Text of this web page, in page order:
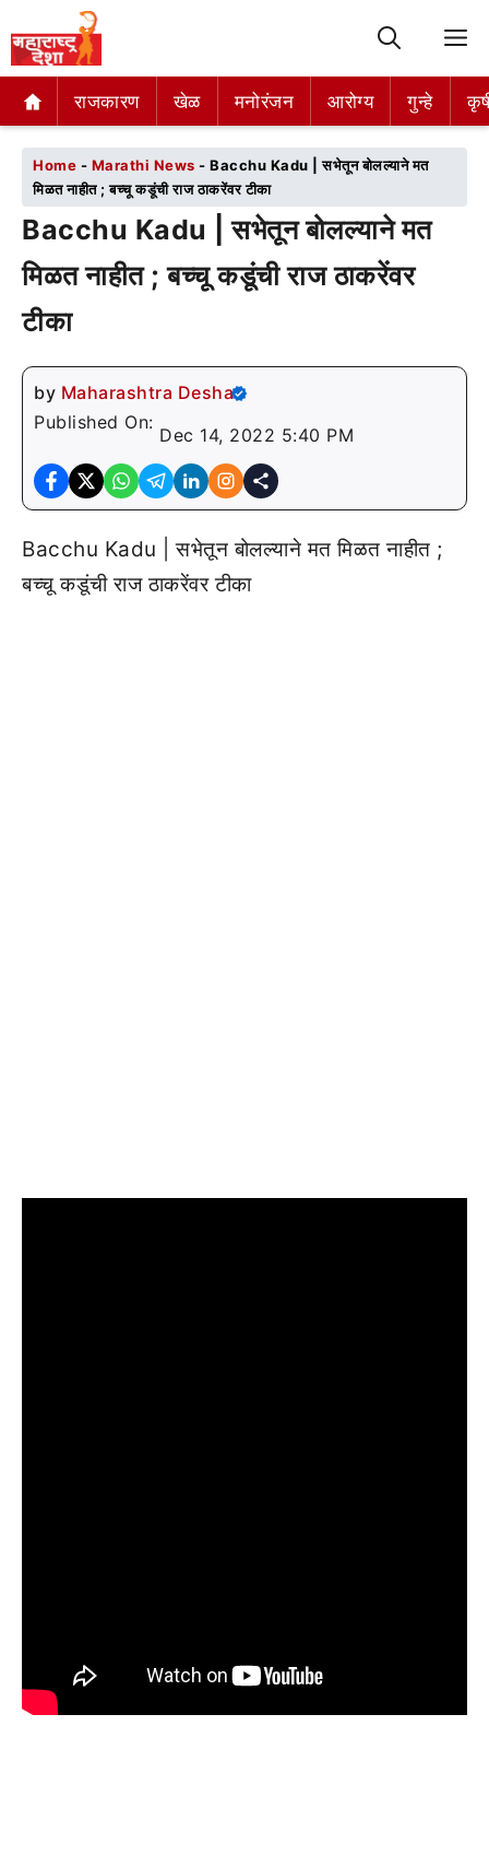
राजकारण खेळ मनोरंजन आरोग्य गुन्हे
राजकारण खेळ मनोरंजन आरोग्य गुन्हे
Home - Marathi News - Bacchu Kadu | सभेतून बोलल्याने मत
मिळत नाहीत ; बच्चू कडूंची राज ठाकरेंवर टीका
Bacchu Kadu | सभेतून बोलल्याने मत
मिळत नाहीत ; बच्चू कडूंची राज ठाकरेंवर
टीका
by Maharashtra Desha
Published On:
Dec 14, 2022 5:40 PM
Bacchu Kadu | सभेतून बोलल्याने मत मिळत नाहीत ;
बच्चू कडूंची राज ठाकरेंवर टीका